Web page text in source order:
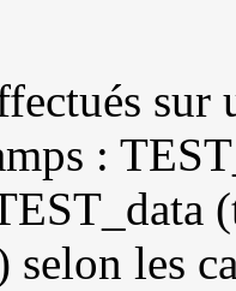
sur
:
les